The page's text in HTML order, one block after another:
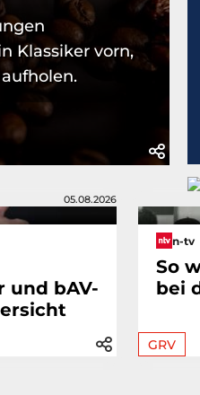
Klassiker vorn,
05.08.2026
und bAV-
n-tv
So
bei
GRV